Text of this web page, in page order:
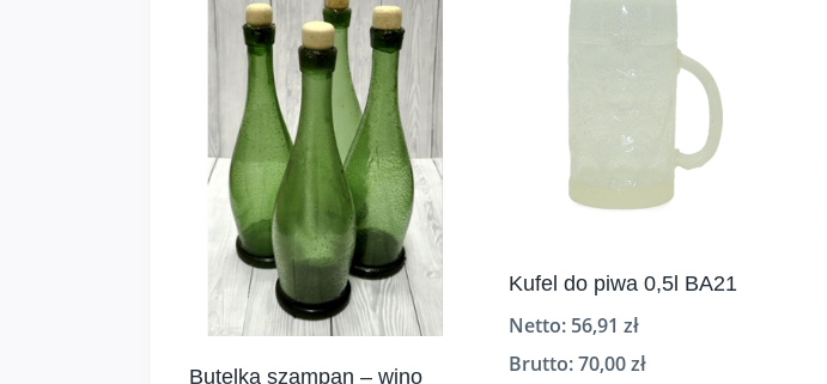
Butelka szampan – wino
Kufel do piwa 0,5l BA21
Netto: 56,91 zł
Brutto:70,00zł